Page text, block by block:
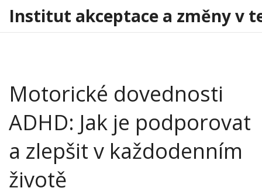
Institut akceptace a změny v
Motorické dovednosti
ADHD: Jak je podporovat
a zlepšit v každodenním
životě